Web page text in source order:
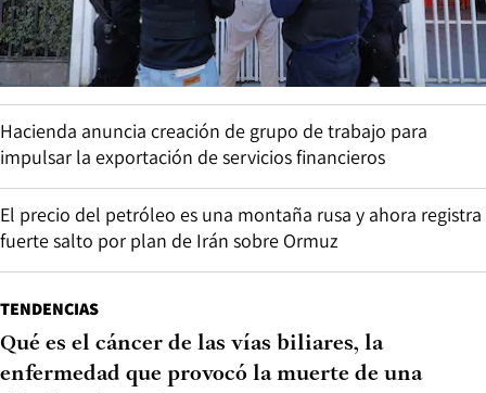
Hacienda anuncia creación de grupo de trabajo para
impulsar la exportación de servicios financieros
El precio del petróleo es una montaña rusa y ahora registra
fuerte salto por plan de Irán sobre Ormuz
TENDENCIAS
Qué es el cáncer de las vías biliares, la
enfermedad que provocó la muerte de una